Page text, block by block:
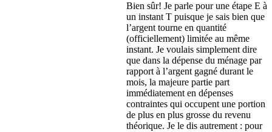
Bien sûr! Je parle pour une étape E à
un instant T puisque je sais bien que
l’argent tourne en quantité
(officiellement) limitée au même
instant. Je voulais simplement dire
que dans la dépense du ménage par
rapport à l’argent gagné durant le
mois, la majeure partie part
immédiatement en dépenses
contraintes qui occupent une portion
de plus en plus grosse du revenu
théorique. Je le dis autrement : pour